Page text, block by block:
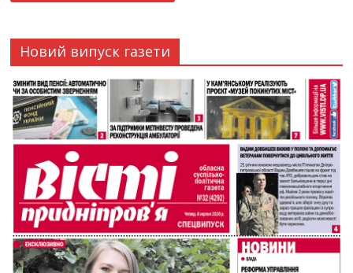
Новий випуск газети